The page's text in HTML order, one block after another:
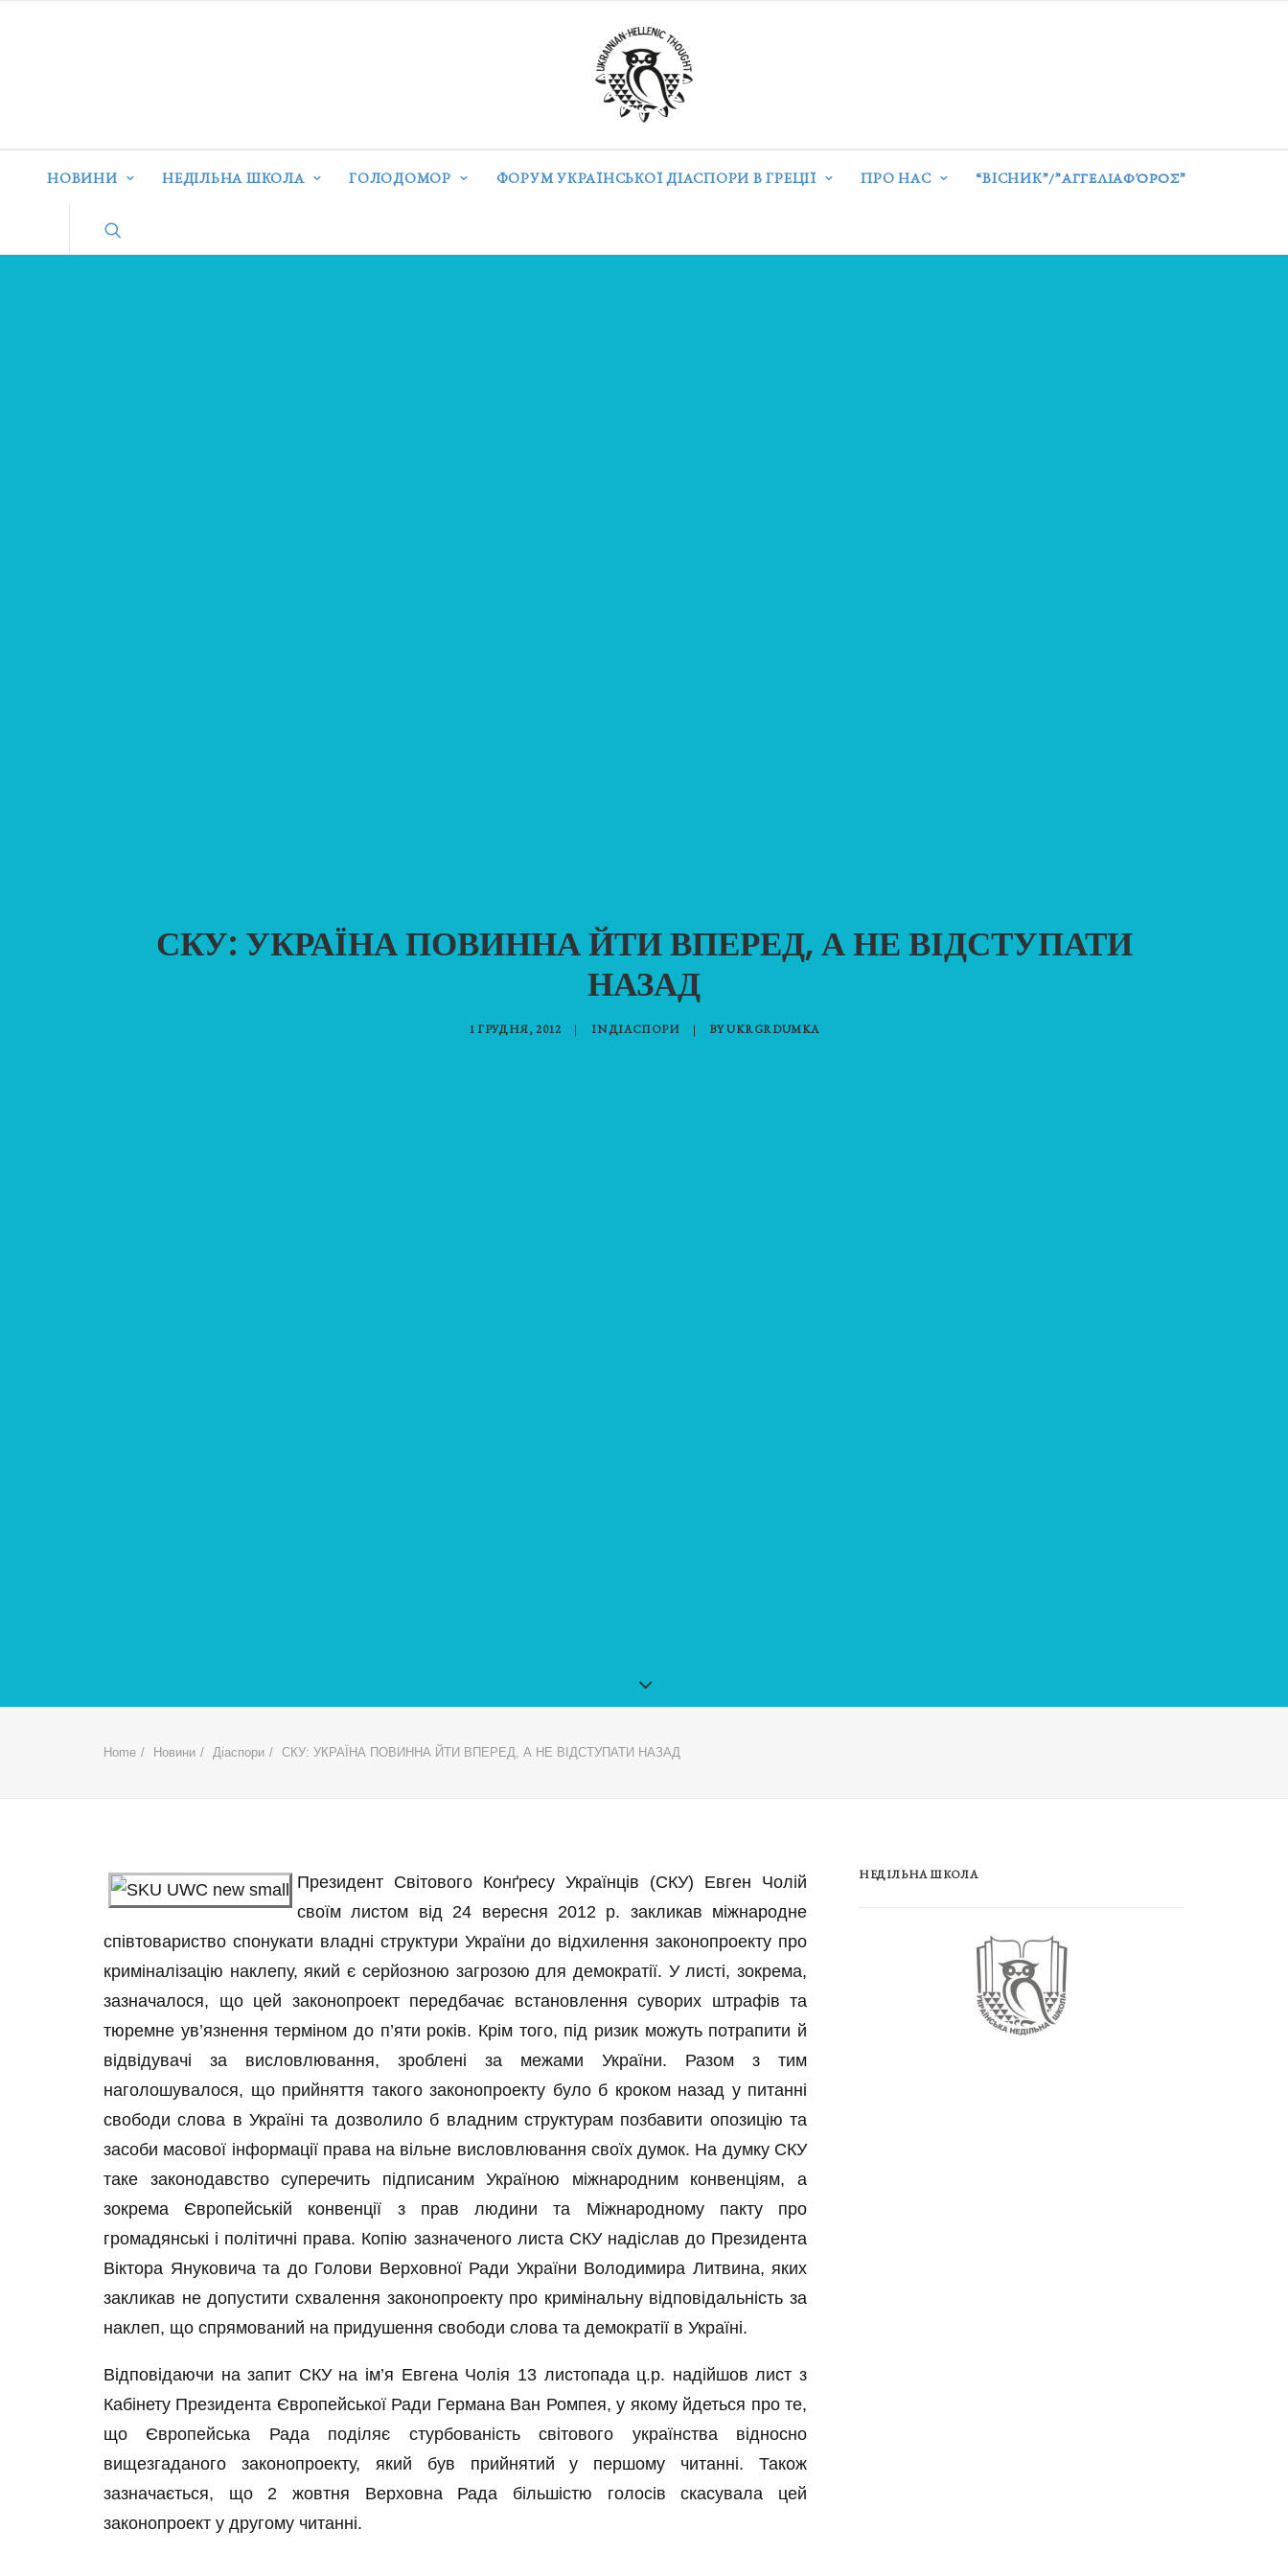
НОВИНИ НЕДІЛЬНА ШКОЛА ГОЛОДОМОР ФОРУМ УКРАЇНСЬКОЇ ДІАСПОРИ В ГРЕЦІЇ ПРО НАС “ВІСНИК”/”ΑΓΓΕΛΙΑΦΌΡΟΣ”
СКУ: УКРАЇНА ПОВИННА ЙТИ ВПЕРЕД, А НЕ ВІДСТУПАТИ
НАЗАД
1 ГРУДНЯ, 2012 | INДІАСПОРИ | BYUKRGRDUMKA
Home Новини Діаспори СКУ: УКРАЇНА ПОВИННА ЙТИ ВПЕРЕД, А НЕ ВІДСТУПАТИ НАЗАД
Президент Світового Конґресу Українців (СКУ) Евген Чолій
своїм листом від 24 вересня 2012 р. закликав міжнародне
співтовариство спонукати владні структури України до відхилення законопроекту про
криміналізацію наклепу, який є серйозною загрозою для демократії. У листі, зокрема,
зазначалося, що цей законопроект передбачає встановлення суворих штрафів та
тюремне ув’язнення терміном до п’яти років. Крім того, під ризик можуть потрапити й
відвідувачі за висловлювання, зроблені за межами України. Разом з тим
наголошувалося, що прийняття такого законопроекту було б кроком назад у питанні
свободи слова в Україні та дозволило б владним структурам позбавити опозицію та
засоби масової інформації права на вільне висловлювання своїх думок. На думку СКУ
таке законодавство суперечить підписаним Україною міжнародним конвенціям, а
зокрема Європейській конвенції з прав людини та Міжнародному пакту про
громадянські і політичні права. Копію зазначеного листа СКУ надіслав до Президента
Віктора Януковича та до Голови Верховної Ради України Володимира Литвина, яких
закликав не допустити схвалення законопроекту про кримінальну відповідальність за
наклеп, що спрямований на придушення свободи слова та демократії в Україні.
Відповідаючи на запит СКУ на ім’я Евгена Чолія 13 листопада ц.р. надійшов лист з
Кабінету Президента Європейської Ради Германа Ван Ромпея, у якому йдеться про те,
що Європейська Рада поділяє стурбованість світового українства відносно
вищезгаданого законопроекту, який був прийнятий у першому читанні. Також
зазначається, що 2 жовтня Верховна Рада більшістю голосів скасувала цей
законопроект у другому читанні.
НЕДІЛЬНА ШКОЛА